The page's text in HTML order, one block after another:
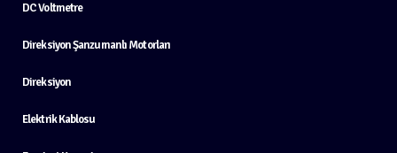
DC Voltmetre
Direksiyon Şanzumanlı Motorları
Direksiyon
Elektrik Kablosu